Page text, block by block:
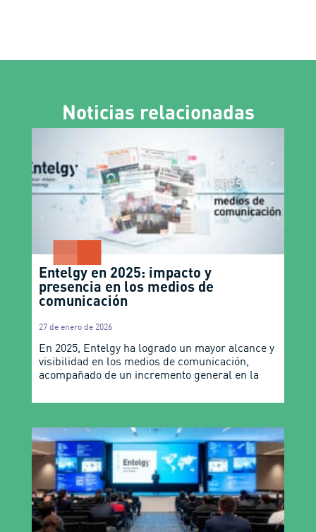
Noticias relacionadas
Entelgy en 2025: impacto y
presencia en los medios de
comunicación
27 de enero de 2026
En 2025, Entelgy ha logrado un mayor alcance y
visibilidad en los medios de comunicación,
acompañado de un incremento general en la